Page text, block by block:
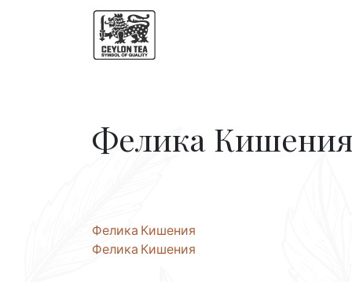
Фелика
Навигация
по
Фелика Кишения
Фелика Кишения